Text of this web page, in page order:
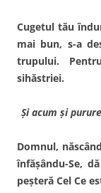
Cugetul tău
mai bun, s-a
trupu­lui.
sihăstriei.
Şi acum şi
Domnul,
înfăşându-Se,
peş­teră Cel Ce